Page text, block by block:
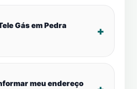
Gás em Pedra
meu endereço